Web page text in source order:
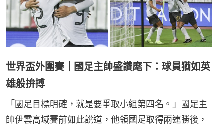
世界盃外圍賽｜國足主帥盛讚麾下：球員猶如英
雄般拚搏
「國足目標明確，就是要爭取小組第四名。」國足主
帥伊雲高域賽前如此說道，他領國足取得兩連勝後，